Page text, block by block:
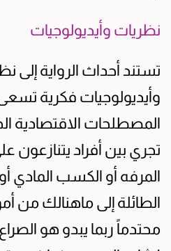
نظريات وأيديولوجيات
تستند أحداث الرواية إلى
وأيديولوجيات فكرية
المصطلحات الاقتصادية
تجري بين أفراد
المرفه أو الكسب المادي أو
الطائلة إلى ماهنالك من
محتدماً ربما يبدو هو